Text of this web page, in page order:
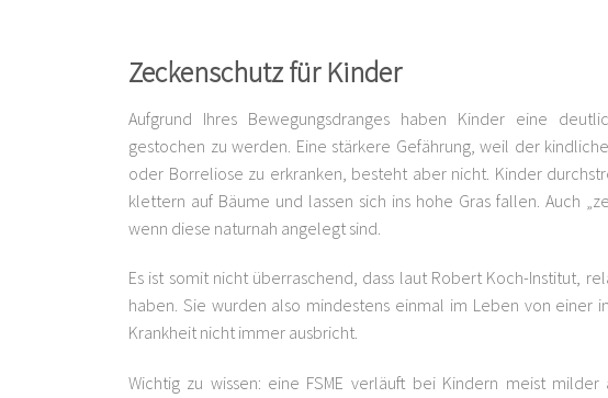
Zeckenschutz für Kinder
Aufgrund Ihres Bewegungsdranges haben Kinder eine
gestochen zu werden. Eine stärkere Gefährung, weil der
oder Borreliose zu erkranken, besteht aber nicht. Kinder
klettern auf Bäume und lassen sich ins hohe Gras fallen. Auch
wenn diese naturnah angelegt sind.
Es ist somit nicht überraschend, dass laut Robert Koch-Institut,
haben. Sie wurden also mindestens einmal im Leben von einer
Krankheit nicht immer ausbricht.
Wichtig zu wissen: eine FSME verläuft bei Kindern meist